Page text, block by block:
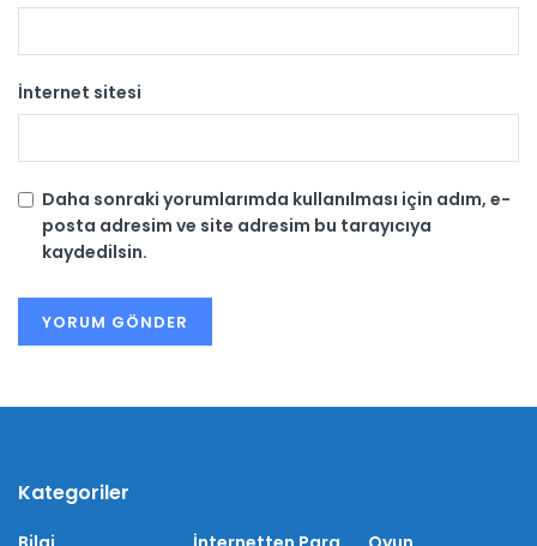
İnternet sitesi
Daha sonraki yorumlarımda kullanılması için adım, e-
posta adresim ve site adresim bu tarayıcıya
kaydedilsin.
Kategoriler